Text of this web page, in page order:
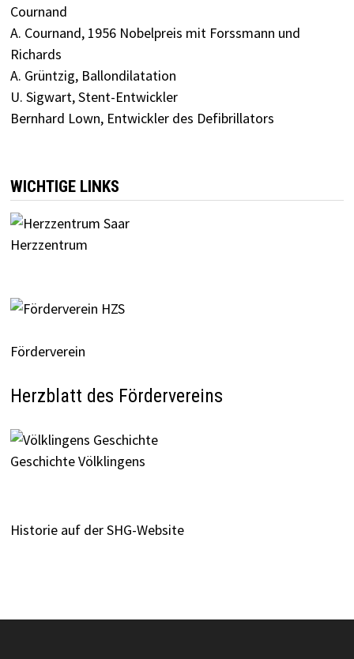
Cournand
A. Cournand, 1956 Nobelpreis mit Forssmann und
Richards
A. Grüntzig, Ballondilatation
U. Sigwart, Stent-Entwickler
Bernhard Lown, Entwickler des Defibrillators
WICHTIGE LINKS
Herzzentrum
Förderverein
Herzblatt des Fördervereins
Geschichte Völklingens
Historie auf der SHG-Website